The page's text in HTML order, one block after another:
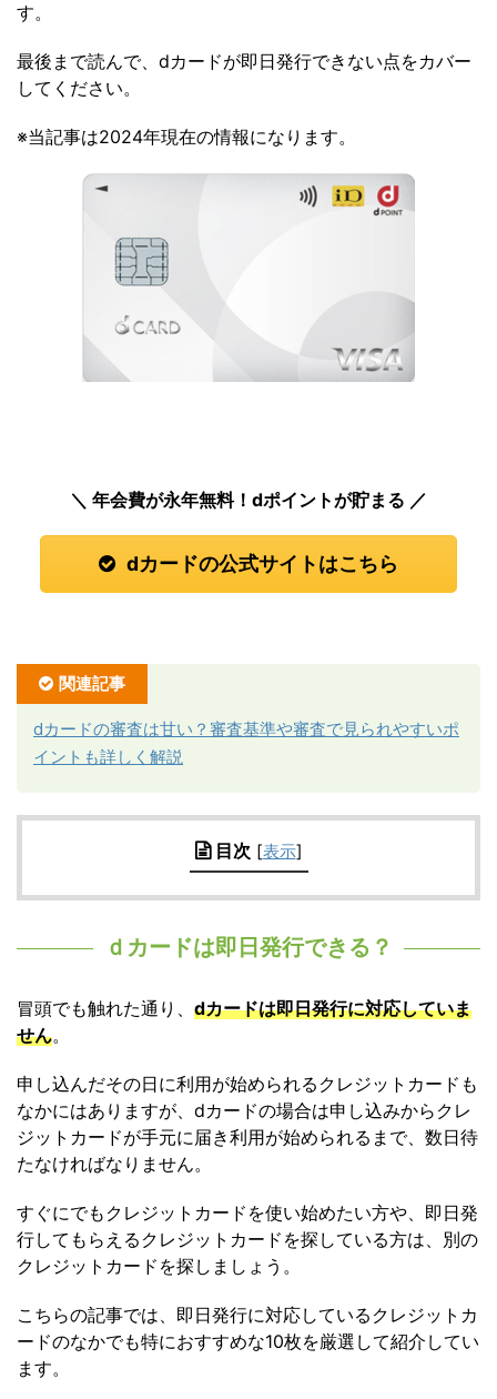
す。
最後まで読んで、dカードが即日発行できない点をカバー
してください。
※当記事は2024年現在の情報になります。
＼ 年会費が永年無料！dポイントが貯まる ／
dカードの公式サイトはこちら
関連記事
dカードの審査は甘い？審査基準や審査で見られやすいポ
イントも詳しく解説
目次 [表示]
ｄカードは即日発行できる？
冒頭でも触れた通り、 dカードは即日発行に対応していま
せん。
申し込んだその日に利用が始められるクレジットカードも
なかにはありますが、dカードの場合は申し込みからクレ
ジットカードが手元に届き利用が始められるまで、数日待
たなければなりません。
すぐにでもクレジットカードを使い始めたい方や、即日発
行してもらえるクレジットカードを探している方は、別の
クレジットカードを探しましょう。
こちらの記事では、即日発行に対応しているクレジットカ
ードのなかでも特におすすめな10枚を厳選して紹介してい
ます。